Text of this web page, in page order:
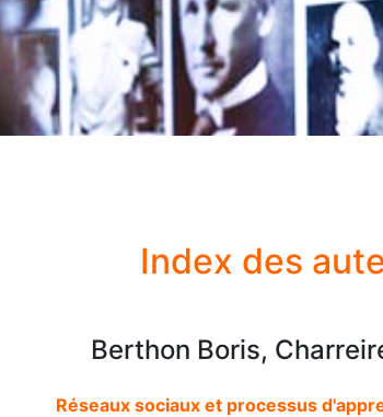
Index des
Berthon Boris,
Réseaux sociaux et processus